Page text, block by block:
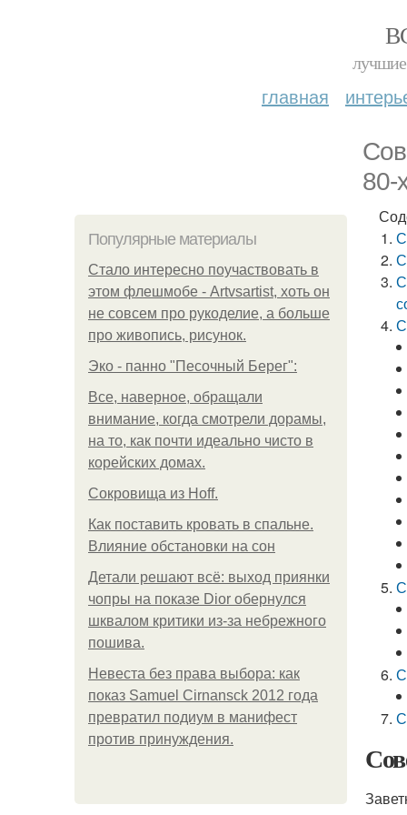
лучшие
главная
80-
Популярные материалы
Стало интересно поучаствовать в
этом флешмобе - Artvsartist, хоть он
не совсем про рукоделие, а больше
про живопись, рисунок.
Эко - панно "Песочный Берег":
Все, наверное, обращали
внимание, когда смотрели дорамы,
на то, как почти идеально чисто в
корейских домах.
Сокровища из Hoff.
Как поставить кровать в спальне.
Влияние обстановки на сон
Детали решают всё: выход приянки
чопры на показе Dior обернулся
шквалом критики из-за небрежного
пошива.
Невеста без права выбора: как
показ Samuel Cirnansck 2012 года
превратил подиум в манифест
против принуждения.